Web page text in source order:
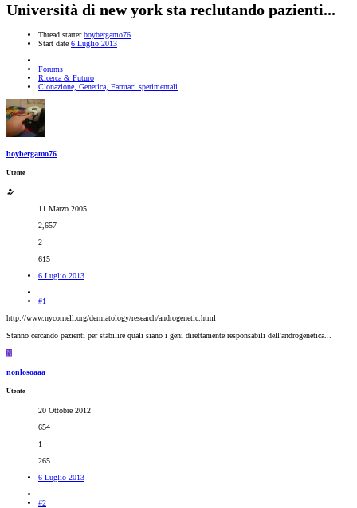
Università di new york sta reclutando pazienti...
Thread starter boybergamo76
Start date 6 Luglio 2013
Forums
Ricerca & Futuro
Clonazione, Genetica, Farmaci sperimentali
boybergamo76
Utente
11 Marzo 2005
2,657
2
615
6 Luglio 2013
#1
http://www.nycornell.org/dermatology/research/androgenetic.html
Stanno cercando pazienti per stabilire quali siano i geni direttamente responsabili dell'androgenetica...
N
nonlosoaaa
Utente
20 Ottobre 2012
654
1
265
6 Luglio 2013
#2